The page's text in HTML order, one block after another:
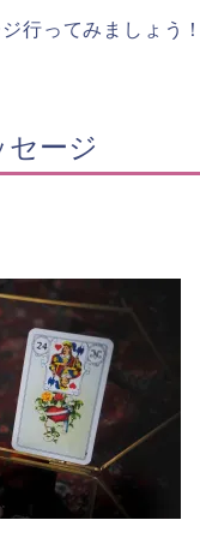
行ってみましょう
セージ